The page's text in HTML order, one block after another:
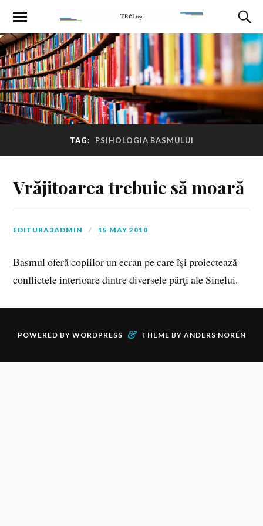
TAG: PSIHOLOGIA BASMULUI
Vrăjitoarea trebuie să moară
EDITURA3ADMIN 15 MAY 2010
Basmul oferă copiilor un ecran pe care își proiectează
conflictele interioare dintre diversele părţi ale Sinelui.
POWERED BY WORDPRESS & THEME BY ANDERS NORÉN